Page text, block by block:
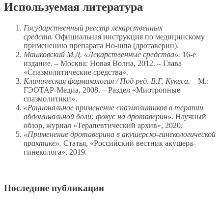
Используемая литература
Государственный реестр лекарственных
средств. Официальная инструкция по медицинскому
применению препарата Но-шпа (дротаверин).
Машковский М.Д. «Лекарственные средства». 16-е
издание. – Москва: Новая Волна, 2012. – Глава
«Спазмолитические средства».
Клиническая фармакология / Под ред. В.Г. Кукеса. – М.:
ГЭОТАР-Медиа, 2008. – Раздел «Миотропные
спазмолитики».
«Рациональное применение спазмолитиков в терапии
абдоминальной боли: фокус на дротаверин». Научный
обзор, журнал «Терапевтический архив», 2020.
«Применение дротаверина в акушерско-гинекологической
практике». Статья, «Российский вестник акушера-
гинеколога», 2019.
Последние публикации